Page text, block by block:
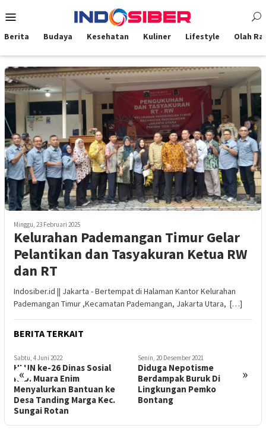
ke
Mobile
Berita Budaya Kesehatan Kuliner Lifestyle Olah
Minggu, 23 Februari 2025
Kelurahan Pademangan Timur Gelar
Pelantikan dan Tasyakuran Ketua RW
dan RT
Indosiber.id || Jakarta - Bertempat di Halaman Kantor Kelurahan
Pademangan Timur ,Kecamatan Pademangan, Jakarta Utara, […]
BERITA TERKAIT
« »
Sabtu, 4 Juni 2022
HLUN ke-26 Dinas Sosial
Kab. Muara Enim
Menyalurkan Bantuan ke
Desa Tanding Marga Kec.
Sungai Rotan
Senin, 20 Desember 2021
Diduga Nepotisme
Berdampak Buruk Di
Lingkungan Pemko
Bontang